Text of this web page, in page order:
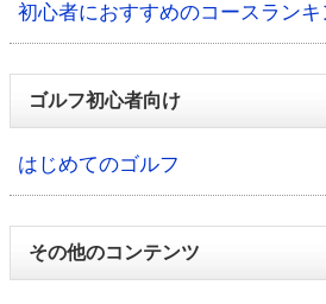
初心者におすすめのコースランキ
ゴルフ初心者向け
はじめてのゴルフ
その他のコンテンツ